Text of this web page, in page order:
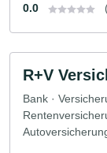
0.0
R+V
Bank ·